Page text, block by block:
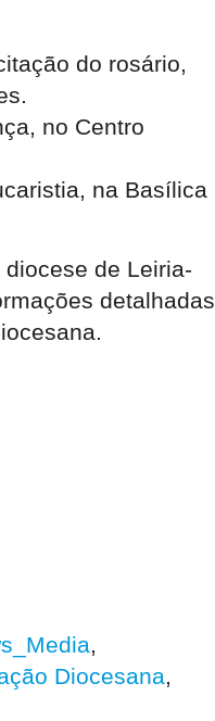
do rosário,
no Centro
na Basílica
de Leiria-
detalhadas
Diocesana